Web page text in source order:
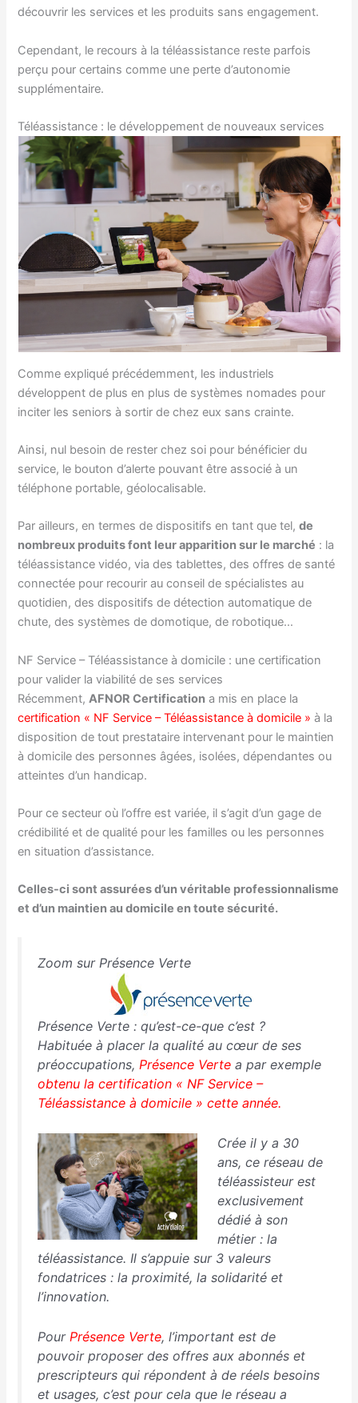
découvrir les services et les produits sans engagement.
Cependant, le recours à la téléassistance reste parfois
perçu pour certains comme une perte d’autonomie
supplémentaire.
Téléassistance : le développement de nouveaux services
Comme expliqué précédemment, les industriels
développent de plus en plus de systèmes nomades pour
inciter les seniors à sortir de chez eux sans crainte.
Ainsi, nul besoin de rester chez soi pour bénéficier du
service, le bouton d’alerte pouvant être associé à un
téléphone portable, géolocalisable.
Par ailleurs, en termes de dispositifs en tant que tel,de
nombreux produits font leur apparition sur le marché : la
téléassistance vidéo, via des tablettes, des offres de santé
connectée pour recourir au conseil de spécialistes au
quotidien, des dispositifs de détection automatique de
chute, des systèmes de domotique, de robotique…
NF Service – Téléassistance à domicile : une certification
pour valider la viabilité de ses services
Récemment,AFNOR Certification a mis en place la
certification « NF Service – Téléassistance à domicile » à la
disposition de tout prestataire intervenant pour le maintien
à domicile des personnes âgées, isolées, dépendantes ou
atteintes d’un handicap.
Pour ce secteur où l’offre est variée, il s’agit d’un gage de
crédibilité et de qualité pour les familles ou les personnes
en situation d’assistance.
Celles-ci sont assurées d’un véritable professionnalisme
et d’un maintien au domicile en toute sécurité.
Zoom sur Présence Verte
Présence Verte : qu’est-ce-que c’est ?
Habituée à placer la qualité au cœur de ses
préoccupations,Présence Verte a par exemple
obtenu la certification « NF Service –
Téléassistance à domicile » cette année.
Crée il y a 30
ans, ce réseau de
téléassisteur est
exclusivement
dédié à son
métier : la
téléassistance. Il s’appuie sur 3 valeurs
fondatrices : la proximité, la solidarité et
l’innovation.
Pour Présence Verte, l’important est de
pouvoir proposer des offres aux abonnés et
prescripteurs qui répondent à de réels besoins
et usages, c’est pour cela que le réseau a